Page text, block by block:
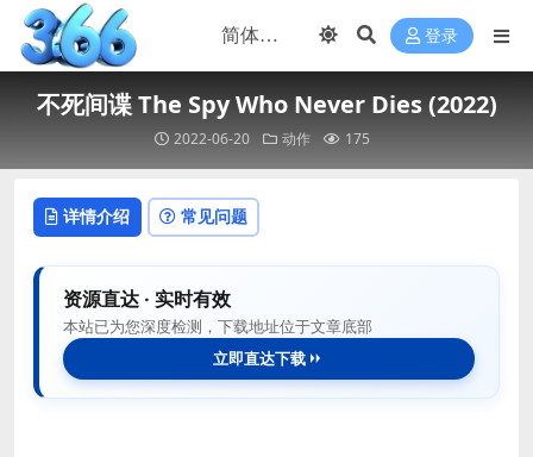
登录
不死间谍 The Spy Who Never Dies (2022)
2022-06-20 动作 175
详情介绍 常见问题
资源直达 · 实时有效
本站已为您深度检测，下载地址位于文章底部
立即直达下载